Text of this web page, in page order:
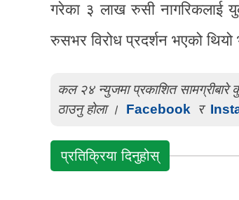
गरेका ३ लाख रुसी नागरिकलाई
रुसभर विरोध प्रदर्शन भएको
कल २४ न्युजमा प्रकाशित सामग्रीबारे
ठाउनु होला ।
Facebook र
प्रतिक्रिया दिनुहोस्